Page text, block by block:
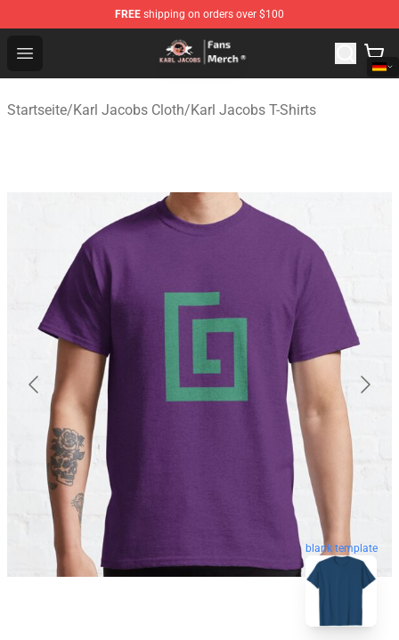
FREE shipping on orders over $100
Open menu
Karl Jacobs Store - Official Karl Jacobs Merchandise
Startseite/Karl Jacobs Cloth/Karl Jacobs T-Shirts
blank template